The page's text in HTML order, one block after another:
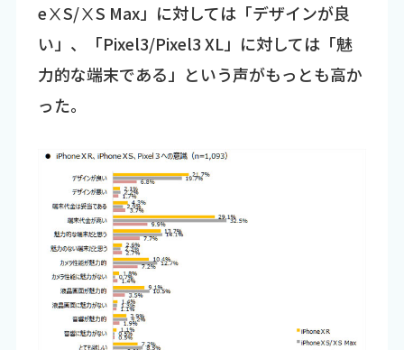
eⅩS/ⅩS Max」に対しては「デザインが良
い」、「Pixel3/Pixel3 XL」に対しては「魅
力的な端末である」という声がもっとも高か
った。